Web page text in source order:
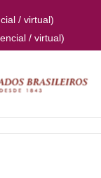
/ virtual)
/ virtual)